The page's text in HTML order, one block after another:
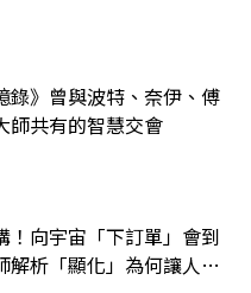
錄》曾與波特、奈伊、傅
師共有的智慧交會
！向宇宙「下訂單」會到
解析「顯化」為何讓人無